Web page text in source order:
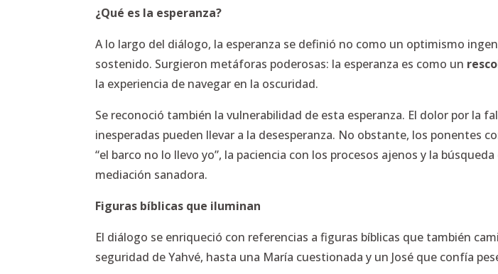
¿Qué es la esperanza?
A lo largo del diálogo, la esperanza se definió no como un optimismo
sostenido. Surgieron metáforas poderosas: la esperanza es como un
la experiencia de navegar en la oscuridad.
Se reconoció también la vulnerabilidad de esta esperanza. El dolor por la
inesperadas pueden llevar a la desesperanza. No obstante, los ponentes
“el barco no lo llevo yo”, la paciencia con los procesos ajenos y la
mediación sanadora.
Figuras bíblicas que iluminan
El diálogo se enriqueció con referencias a figuras bíblicas que también
seguridad de Yahvé, hasta una María cuestionada y un José que confía